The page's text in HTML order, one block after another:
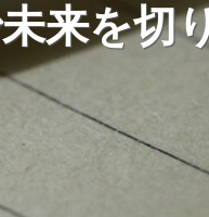
来を切